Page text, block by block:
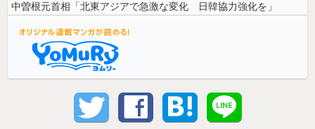
中曽根元首相「北東アジアで急激な変化 日韓協力強化を」